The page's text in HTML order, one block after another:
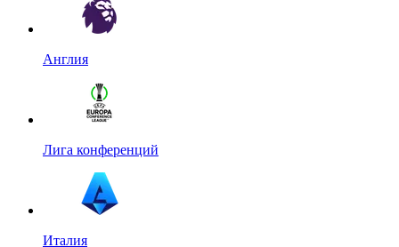
Англия
Лига конференций
Италия